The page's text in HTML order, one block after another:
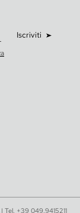
Iscriviti
Tel. +39 049.9415211